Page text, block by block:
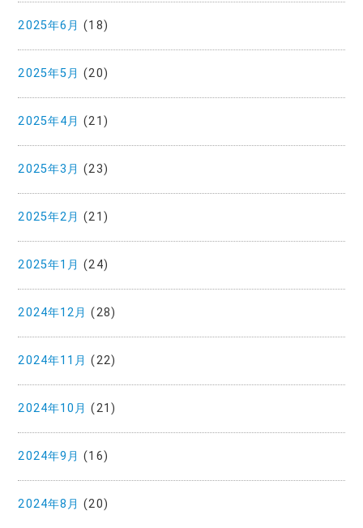
2025年6月 (18)
2025年5月 (20)
2025年4月 (21)
2025年3月 (23)
2025年2月 (21)
2025年1月 (24)
2024年12月 (28)
2024年11月 (22)
2024年10月 (21)
2024年9月 (16)
2024年8月 (20)